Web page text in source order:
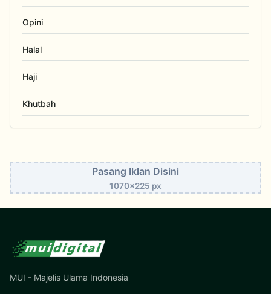
Opini
Halal
Haji
Khutbah
Pasang Iklan Disini
1070x225 px
MUI - Majelis Ulama Indonesia